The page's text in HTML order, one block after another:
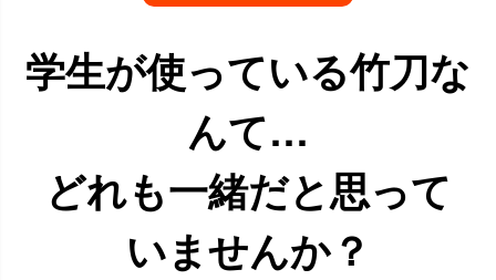
学生が使っている竹刀な
んて…
どれも一緒だと思って
いませんか？